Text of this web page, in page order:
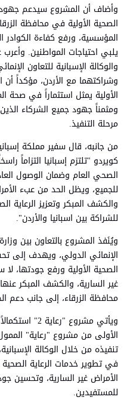
وأضاف أن المشروع سيدعم جهود
الصحية الأولية في محافظة
المؤسسية، ورفع كفاءة
يلبي احتياجات المواطنين.
والوكالة الإسبانية للتعاون
وشراكتهما مع الأردن، مؤكداً أن
الأولية يمثل استثماراً في صحة
ومثمناً جهود جميع الشركاء
مرحلة التنفيذ.
من جانبه، قال سفير مملكة
كويردو "تلتزم إسبانيا التزاماً
الصحي العام وضمان الوصول
للجميع، ويظل الحد من عبء
والكشف المبكر وتعزيز الرعاية
للشراكة بين اسبانيا والأردن".
ويُنَفذ المشروع بالتعاون بين
الإنمائي الدولي، ويهدف إلى
الصحية الأولية ورفع جودتها،
غير السارية، والكشف المبكر
محافظة الزرقاء، إلى جانب دعم
ويأتي مشروع
الأولى من مشروع "رعاية"
تنفيذه من خلال الوكالة
في تطوير خدمات الرعاية الصحية
الأمراض غير السارية، وتحسين
للمستفيدين.